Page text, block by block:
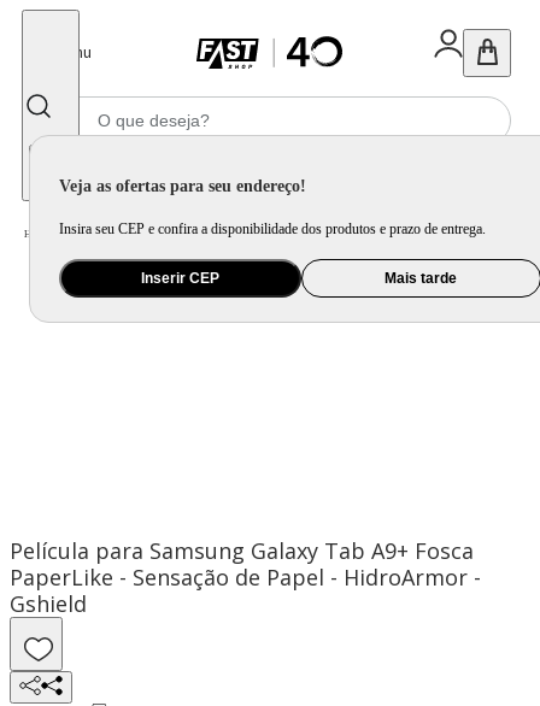
Menu
Veja as ofertas para seu endereço!
Insira seu CEP e confira a disponibilidade dos produtos e prazo de entrega.
Inserir CEP Mais tarde
Home Celular Tablet e Smartwatch / Acessório para Celular e Tablet
Película para Samsung Galaxy Tab A9+ Fosca
PaperLike - Sensação de Papel - HidroArmor -
Gshield